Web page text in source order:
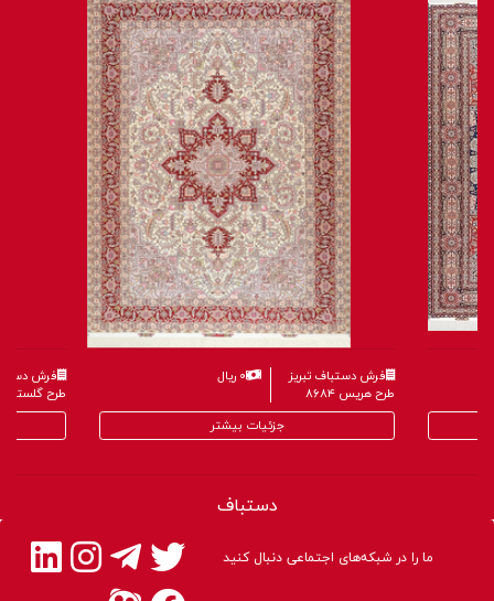
فرش
طرح گلستانی
۰ ریال
فرش دستباف تبریز
طرح هریس ۸۶۸۴
جزئیات بیشتر
دستباف
ما را در شبکه‌های اجتماعی دنبال کنید